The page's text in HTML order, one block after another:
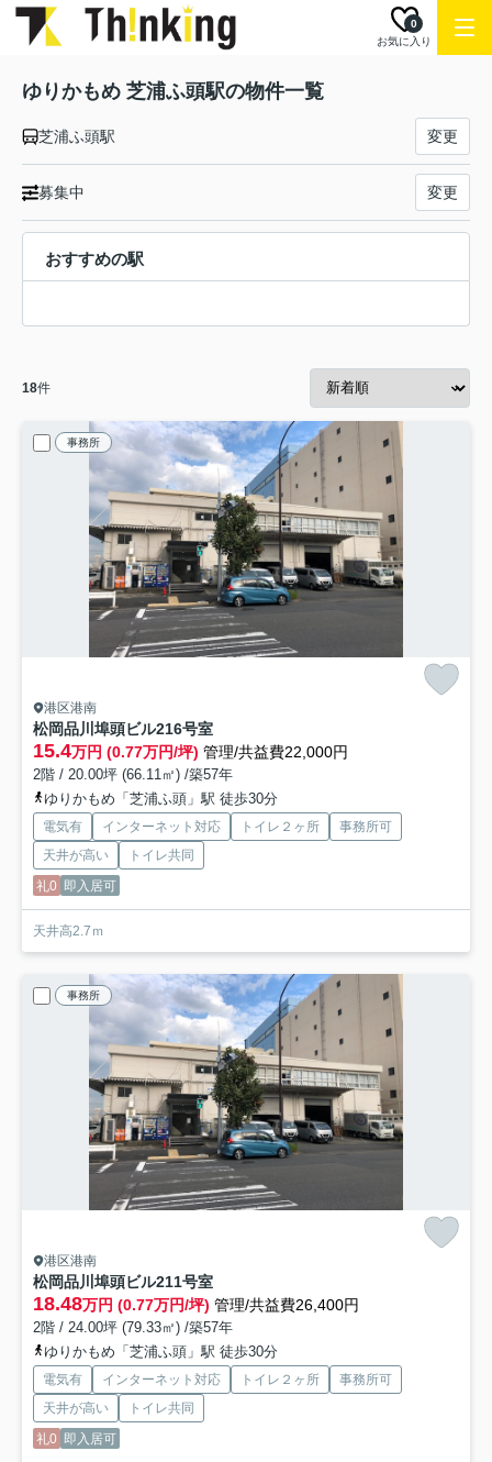
お気に入り
0
ゆりかもめ 芝浦ふ頭駅の物件一覧
芝浦ふ頭駅 変更
募集中 変更
おすすめの駅
18件
事務所
港区港南
松岡品川埠頭ビル216号室
15.4万円 (0.77万円/坪) 管理/共益費22,000円
2階 / 20.00坪 (66.11㎡) /築57年
ゆりかもめ「芝浦ふ頭」駅 徒歩30分
電気有 インターネット対応 トイレ２ヶ所
事務所可
天井が高い
トイレ共同
礼0 即入居可
天井高2.7ｍ
事務所
港区港南
松岡品川埠頭ビル211号室
18.48万円 (0.77万円/坪) 管理/共益費26,400円
2階 / 24.00坪 (79.33㎡) /築57年
ゆりかもめ「芝浦ふ頭」駅 徒歩30分
電気有 インターネット対応 トイレ２ヶ所
事務所可
天井が高い
トイレ共同
礼0 即入居可